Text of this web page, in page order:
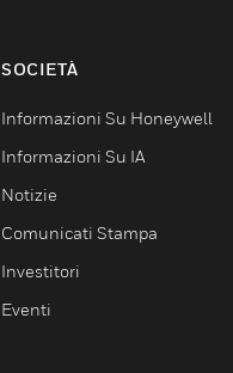
SOCIETÀ
Informazioni Su Honeywell
Informazioni Su IA
Notizie
Comunicati Stampa
Investitori
Eventi